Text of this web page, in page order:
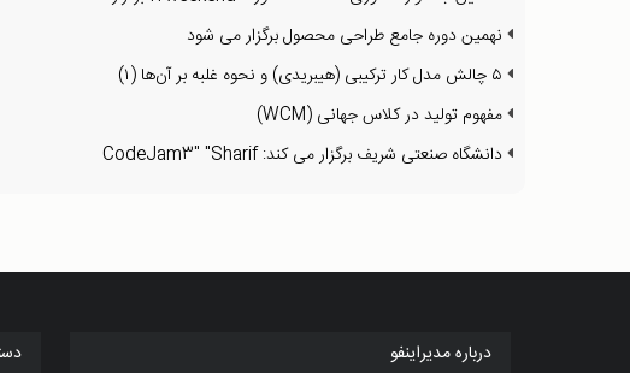
نهمین دوره جامع طراحی محصول برگزار می شود
۵ چالش مدل کار ترکیبی (هیبریدی) و نحوه غلبه بر آن‌ها (۱)
مفهوم تولید در کلاس جهانی (WCM)
دانشگاه صنعتی شریف برگزار می کند: CodeJam3" "Sharif
درباره مدیراینفو